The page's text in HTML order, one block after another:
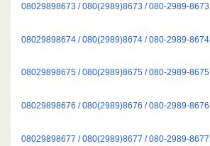
08029898673 / 080(2989)8673 / 080-2989-8673
08029898674 / 080(2989)8674 / 080-2989-8674
08029898675 / 080(2989)8675 / 080-2989-8675
08029898676 / 080(2989)8676 / 080-2989-8676
08029898677 / 080(2989)8677 / 080-2989-8677